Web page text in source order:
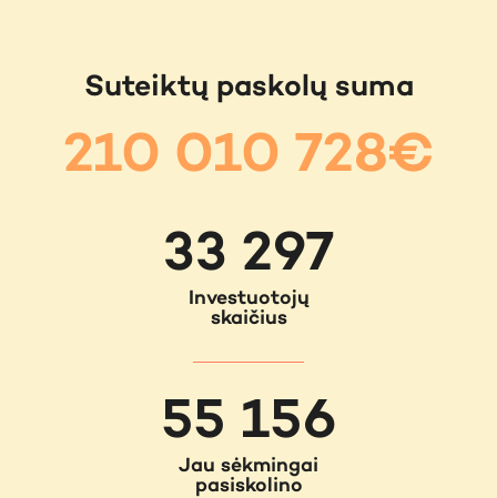
Suteiktų paskolų suma
210 010 728€
33 297
Investuotojų
skaičius
55 156
Jau sėkmingai
pasiskolino